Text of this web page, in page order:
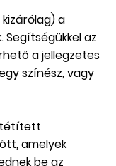
a
az
a jellegzetes
színész, vagy
amelyek
be az